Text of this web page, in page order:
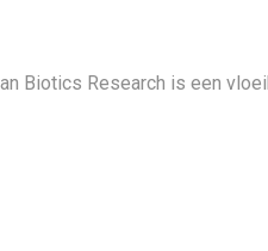
Biotics Research is een